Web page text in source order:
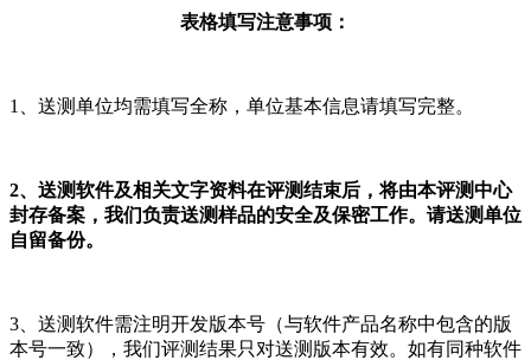
表格填写注意事项：
1、送测单位均需填写全称，单位基本信息请填写完整。
2、送测软件及相关文字资料在评测结束后，将由本评测中心
封存备案，我们负责送测样品的安全及保密工作。请送测单位
自留备份。
3、送测软件需注明开发版本号（与软件产品名称中包含的版
本号一致），我们评测结果只对送测版本有效。如有同种软件